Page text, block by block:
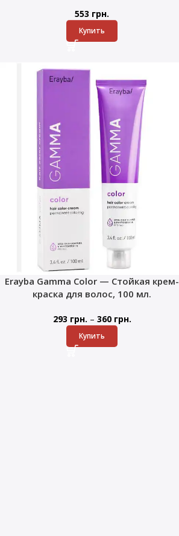
553 грн.
Купить
Erayba Gamma Color — Стойкая крем-
краска для волос, 100 мл.
293 грн. – 360 грн.
Купить